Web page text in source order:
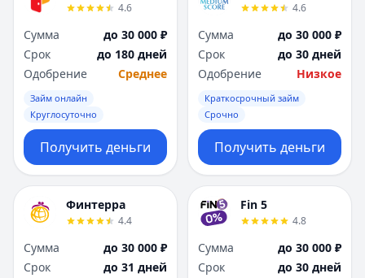
4.6
Сумма
до 30 000 ₽
Срок
до 180 дней
Одобрение
Среднее
Займ онлайн
Круглосуточно
Получить деньги
4.6
Сумма
до 30 000 ₽
Срок
до 30 дней
Одобрение
Низкое
Краткосрочный займ
Срочно
Получить деньги
Финтерра
4.4
Сумма
до 30 000 ₽
Срок
до 31 дней
Fin 5
4.8
Сумма
до 30 000 ₽
Срок
до 30 дней